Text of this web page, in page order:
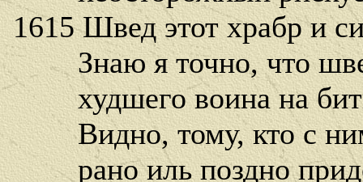
1615 Швед этот храбр и
Знаю я точно, что
худшего воина на
Видно, тому, кто с ним
рано иль поздно